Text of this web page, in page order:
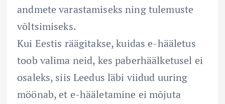
andmete varastamiseks ning tulemuste
võltsimiseks.
Kui Eestis räägitakse, kuidas e-hääletus
toob valima neid, kes paberhäälketusel ei
osaleks, siis Leedus läbi viidud uuring
möönab, et e-hääletamine ei mõjuta